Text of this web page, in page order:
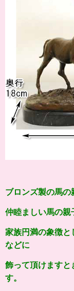
ブロンズ製の馬の
仲睦ましい馬の親
家族円満の象徴
などに
飾って頂けますと
す。